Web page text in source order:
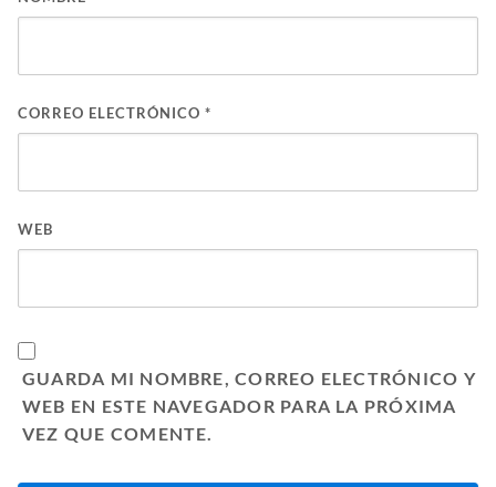
CORREO ELECTRÓNICO *
WEB
GUARDA MI NOMBRE, CORREO ELECTRÓNICO Y
WEB EN ESTE NAVEGADOR PARA LA PRÓXIMA
VEZ QUE COMENTE.